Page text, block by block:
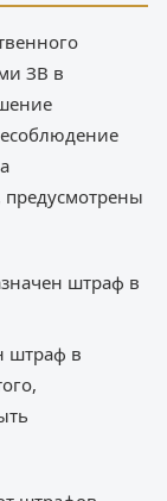
ЗВ в
предусмотрены
штраф в
штраф в